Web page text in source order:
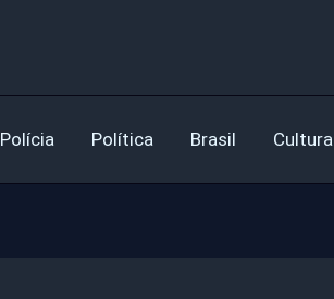
Polícia Política Brasil Cultura